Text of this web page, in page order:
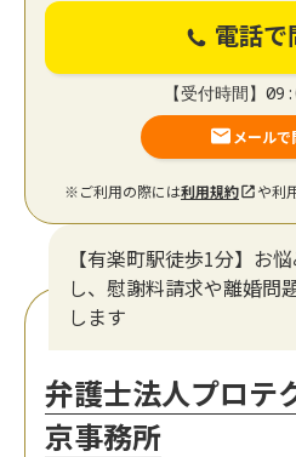
電話で
【受付時間】
メール
※ご利用の際には利用規約 や利
【有楽町駅徒歩1分】お
し、慰謝料請求や離婚問
します
弁護士法人プロテ
京事務所